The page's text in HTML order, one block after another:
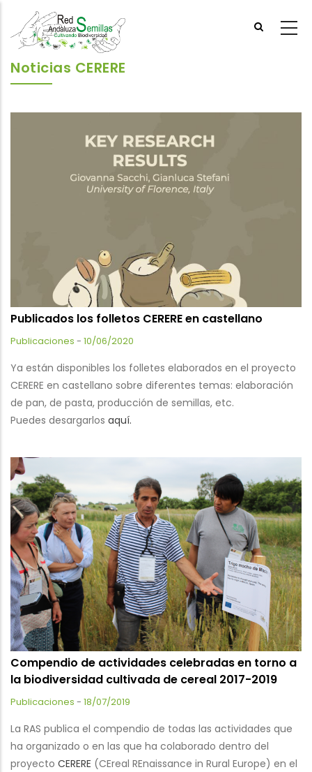
main
content
Noticias CERERE
Publicados los folletos CERERE en castellano
Publicaciones - 10/06/2020
Ya están disponibles los folletes elaborados en el proyecto
CERERE en castellano sobre diferentes temas: elaboración
de pan, de pasta, producción de semillas, etc.
Puedes desargarlos aquí.
Compendio de actividades celebradas en torno a
la biodiversidad cultivada de cereal 2017-2019
Publicaciones - 18/07/2019
La RAS publica el compendio de todas las actividades que
ha organizado o en las que ha colaborado dentro del
proyecto CERERE (CEreal REnaissance in Rural Europe) en el